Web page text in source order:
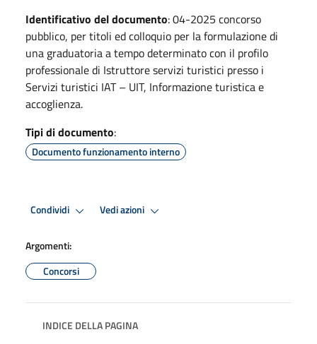
Identificativo del documento: 04-2025 concorso
pubblico, per titoli ed colloquio per la formulazione di
una graduatoria a tempo determinato con il profilo
professionale di Istruttore servizi turistici presso i
Servizi turistici IAT – UIT, Informazione turistica e
accoglienza.
Tipi di documento:
Documento funzionamento interno
Condividi Vedi azioni
Argomenti:
Concorsi
INDICE DELLA PAGINA